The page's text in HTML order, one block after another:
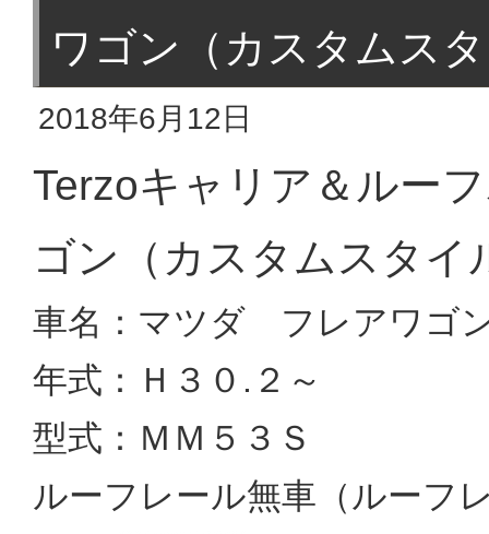
ワゴン（カスタムス
2018年6月12日
Terzoキャリア＆ルー
ゴン（カスタムスタイ
車名：マツダ フレアワゴ
年式：Ｈ３０.２～
型式：ＭＭ５３Ｓ
ルーフレール無車（ルーフ